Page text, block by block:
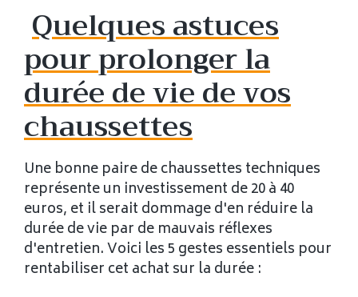
Quelques astuces
pour prolonger la
durée de vie de vos
chaussettes
Une bonne paire de chaussettes techniques
représente un investissement de 20 à 40
euros, et il serait dommage d'en réduire la
durée de vie par de mauvais réflexes
d'entretien. Voici les 5 gestes essentiels pour
rentabiliser cet achat sur la durée :